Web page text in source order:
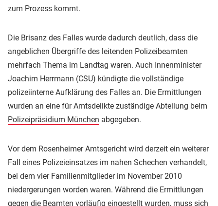
zum Prozess kommt.
Die Brisanz des Falles wurde dadurch deutlich, dass die
angeblichen Übergriffe des leitenden Polizeibeamten
mehrfach Thema im Landtag waren. Auch Innenminister
Joachim Herrmann (CSU) kündigte die vollständige
polizeiinterne Aufklärung des Falles an. Die Ermittlungen
wurden an eine für Amtsdelikte zuständige Abteilung beim
Polizeipräsidium München abgegeben.
Vor dem Rosenheimer Amtsgericht wird derzeit ein weiterer
Fall eines Polizeieinsatzes im nahen Schechen verhandelt,
bei dem vier Familienmitglieder im November 2010
niedergerungen worden waren. Während die Ermittlungen
gegen die Beamten vorläufig eingestellt wurden, muss sich